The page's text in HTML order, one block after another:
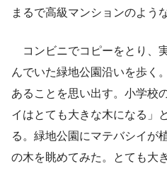
まるで高級マンションのよう
コンビニでコピーをとり、
んでいた緑地公園沿いを歩く
あることを思い出す。小学校
イはとても大きな木になる」
る。緑地公園にマテバシイが
の木を眺めてみた。とても大